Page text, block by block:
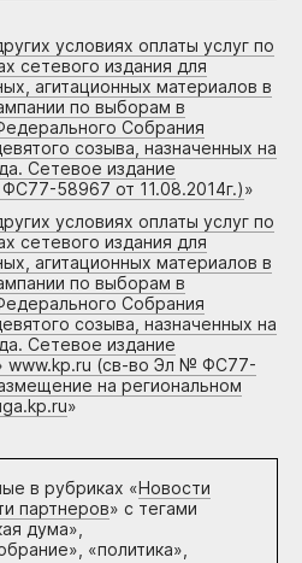
условиях оплаты услуг по
сетевого издания для
агитационных материалов в
по выборам в
Собрания
созыва, назначенных на
Сетевое издание
58967 от 11.08.2014г.)»
условиях оплаты услуг по
сетевого издания для
агитационных материалов в
по выборам в
Собрания
созыва, назначенных на
Сетевое издание
www.kp.ru (св-во Эл № ФС77-
на региональном
»
в рубриках «Новости
партнеров» с тегами
дума»,
«политика»,